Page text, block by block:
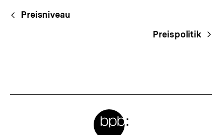
Begriffsnavigation
Content-
Navigation
Preisniveau
Preispolitik